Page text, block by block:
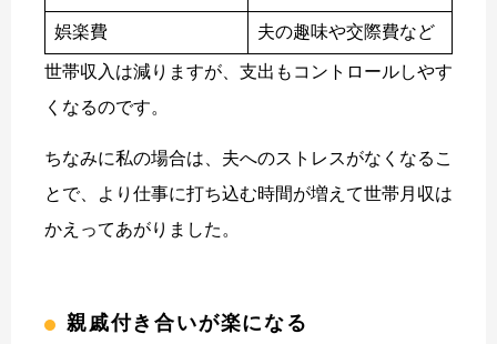
娯楽費 夫の趣味や交際費など
世帯収入は減りますが、支出もコントロールしやす
くなるのです。
ちなみに私の場合は、夫へのストレスがなくなるこ
とで、より仕事に打ち込む時間が増えて世帯月収は
かえってあがりました。
親戚付き合いが楽になる